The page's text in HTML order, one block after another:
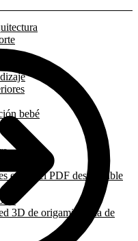
bebé
en papel PDF descargable
3D de origami hecha de